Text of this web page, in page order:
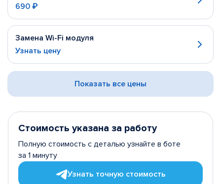
690 ₽
Замена Wi-Fi модуля
Узнать цену
Показать все цены
Стоимость указана за работу
Полную стоимость с деталью узнайте в боте
за 1 минуту
Узнать точную стоимость